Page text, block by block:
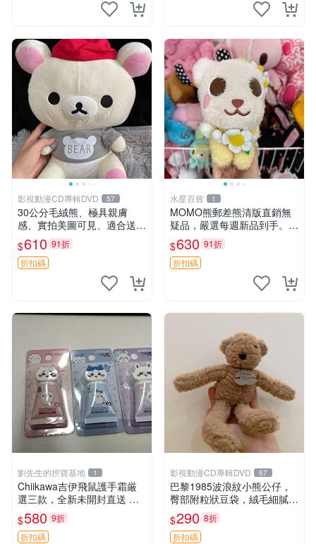
影視動漫CD專輯DVD 57
30公分毛絨熊、極具親膚
感、實拍美圖可見、適合送禮
收藏 毛絨熊 送禮 熊抱
$610 91折
折扣碼
水星百貨 1
MOMO熊郵差熊清版直銷無
疑品，嚴選每週新品到手。紅
薯啵啵鮮果間 郵差熊 清版 紅
薯啵啵間
$630 91折
折扣碼
劉先生的挖寶基地 1
Chiikawa吉伊飛鼠護手霜厳
選三款，全新未開封直送 飛
鼠 護手霜 吉伊三款 新貨
$580 9折
折扣碼
影視動漫CD專輯DVD 57
巴黎1985波浪紋小熊公仔，
臀部附粒狀豆袋，絨毛細膩臉
部可愛，中古嚴選推薦 小熊
公仔 豆袋
$290 8折
折扣碼